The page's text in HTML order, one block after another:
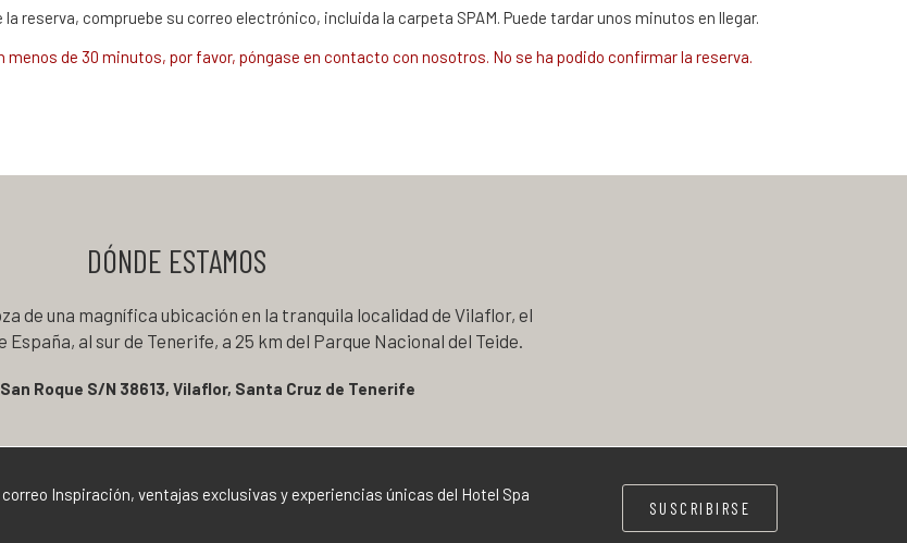
reserva, compruebe su correo electrónico, incluida la carpeta SPAM. Puede tardar unos minutos en llegar.
de 30 minutos, por favor, póngase en contacto con nosotros. No se ha podido confirmar la reserva.
DÓNDE ESTAMOS
de una magnífica ubicación en la tranquila localidad de Vilaflor, el
España, al sur de Tenerife, a 25 km del Parque Nacional del Teide.
Roque S/N 38613, Vilaflor, Santa Cruz de Tenerife
Inspiración, ventajas exclusivas y experiencias únicas del Hotel Spa
SUSCRIBIRSE